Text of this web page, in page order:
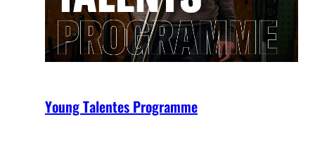
Young Talentes Programme